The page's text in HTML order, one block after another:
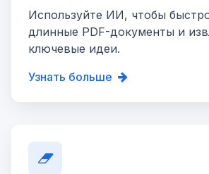
Используйте ИИ, чтобы
длинные PDF-документы и
ключевые идеи.
Узнать больше